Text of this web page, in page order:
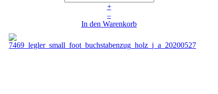
+
–
In den Warenkorb